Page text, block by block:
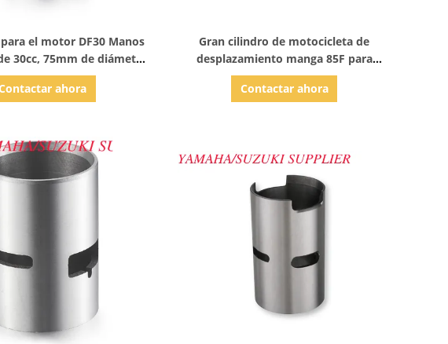
el motor DF30 Manos
30cc, 75mm de diámetro
exterior
ahora
Gran cilindro de motocicleta de
desplazamiento manga 85F para
motor fuera de borda Hidea
Contactar ahora